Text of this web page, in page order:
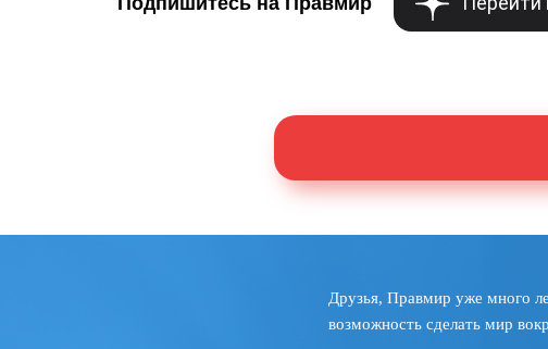
Друзья, Правмир уже много
возможность сделать мир